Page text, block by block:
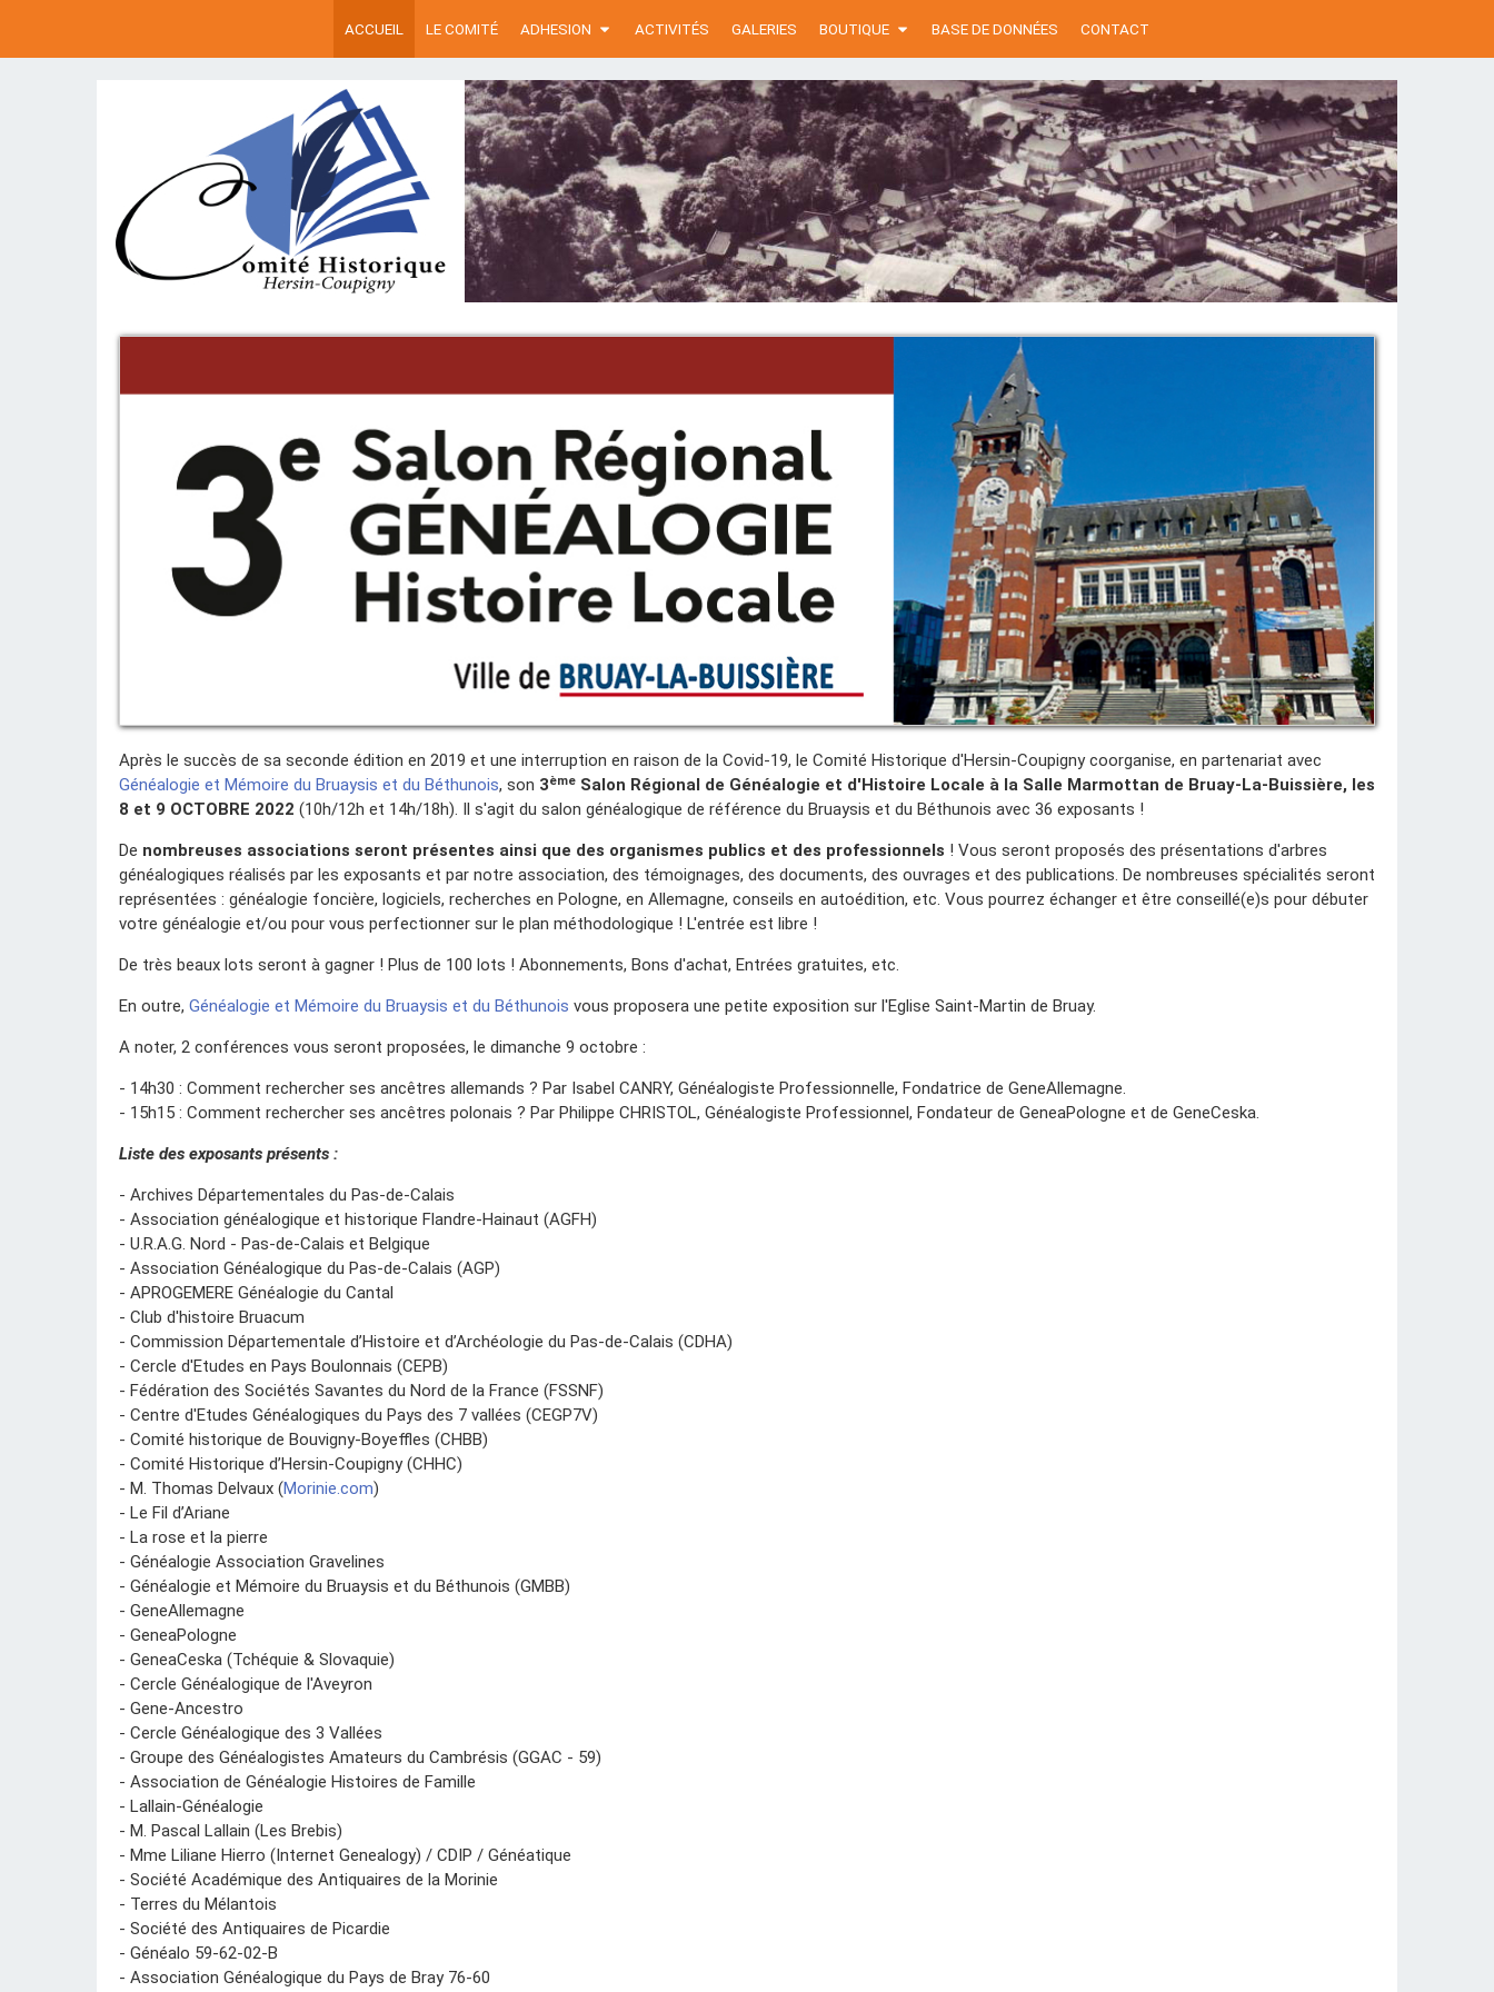
ACCUEIL LE COMITÉ ADHESION ACTIVITÉS GALERIES BOUTIQUE BASE DE DONNÉES CONTACT
Après le succès de sa seconde édition en 2019 et une interruption en raison de la Covid-19, le Comité Historique d'Hersin-Coupigny coorganise, en partenariat avec
Généalogie et Mémoire du Bruaysis et du Béthunois, son 3ème Salon Régional de Généalogie et d'Histoire Locale à la Salle Marmottan de Bruay-La-Buissière, les
8 et 9 OCTOBRE 2022 (10h/12h et 14h/18h). Il s'agit du salon généalogique de référence du Bruaysis et du Béthunois avec 36 exposants !
De nombreuses associations seront présentes ainsi que des organismes publics et des professionnels ! Vous seront proposés des présentations d'arbres
généalogiques réalisés par les exposants et par notre association, des témoignages, des documents, des ouvrages et des publications. De nombreuses spécialités seront
représentées : généalogie foncière, logiciels, recherches en Pologne, en Allemagne, conseils en autoédition, etc. Vous pourrez échanger et être conseillé(e)s pour débuter
votre généalogie et/ou pour vous perfectionner sur le plan méthodologique ! L'entrée est libre !
De très beaux lots seront à gagner ! Plus de 100 lots ! Abonnements, Bons d'achat, Entrées gratuites, etc.
En outre, Généalogie et Mémoire du Bruaysis et du Béthunois vous proposera une petite exposition sur l'Eglise Saint-Martin de Bruay.
A noter, 2 conférences vous seront proposées, le dimanche 9 octobre :
- 14h30 : Comment rechercher ses ancêtres allemands ? Par Isabel CANRY, Généalogiste Professionnelle, Fondatrice de GeneAllemagne.
- 15h15 : Comment rechercher ses ancêtres polonais ? Par Philippe CHRISTOL, Généalogiste Professionnel, Fondateur de GeneaPologne et de GeneCeska.
Liste des exposants présents :
- Archives Départementales du Pas-de-Calais
- Association généalogique et historique Flandre-Hainaut (AGFH)
- U.R.A.G. Nord - Pas-de-Calais et Belgique
- Association Généalogique du Pas-de-Calais (AGP)
- APROGEMERE Généalogie du Cantal
- Club d'histoire Bruacum
- Commission Départementale d’Histoire et d’Archéologie du Pas-de-Calais (CDHA)
- Cercle d'Etudes en Pays Boulonnais (CEPB)
- Fédération des Sociétés Savantes du Nord de la France (FSSNF)
- Centre d'Etudes Généalogiques du Pays des 7 vallées (CEGP7V)
- Comité historique de Bouvigny-Boyeffles (CHBB)
- Comité Historique d’Hersin-Coupigny (CHHC)
- M. Thomas Delvaux (Morinie.com)
- Le Fil d’Ariane
- La rose et la pierre
- Généalogie Association Gravelines
- Généalogie et Mémoire du Bruaysis et du Béthunois (GMBB)
- GeneAllemagne
- GeneaPologne
- GeneaCeska (Tchéquie & Slovaquie)
- Cercle Généalogique de l'Aveyron
- Gene-Ancestro
- Cercle Généalogique des 3 Vallées
- Groupe des Généalogistes Amateurs du Cambrésis (GGAC - 59)
- Association de Généalogie Histoires de Famille
- Lallain-Généalogie
- M. Pascal Lallain (Les Brebis)
- Mme Liliane Hierro (Internet Genealogy) / CDIP / Généatique
- Société Académique des Antiquaires de la Morinie
- Terres du Mélantois
- Société des Antiquaires de Picardie
- Généalo 59-62-02-B
- Association Généalogique du Pays de Bray 76-60